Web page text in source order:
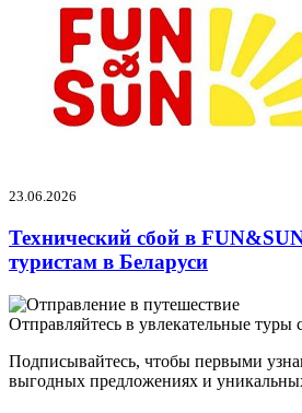
23.06.2026
Технический сбой в
туристам в Беларуси
Отправляйтесь в увлекательные туры
Подписывайтесь, чтобы первыми
выгодных предложениях и